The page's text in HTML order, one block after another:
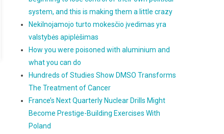
system, and this is making them a little crazy
Nekilnojamojo turto mokesčio įvedimas yra
valstybės apiplėšimas
How you were poisoned with aluminium and
what you can do
Hundreds of Studies Show DMSO Transforms
The Treatment of Cancer
France’s Next Quarterly Nuclear Drills Might
Become Prestige-Building Exercises With
Poland